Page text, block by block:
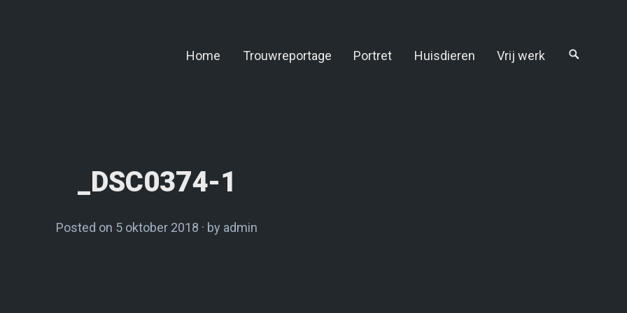
Home
Trouwreportage Portret Huisdieren Vrij werk
_DSC0374-1
Posted on 5 oktober 2018 by admin